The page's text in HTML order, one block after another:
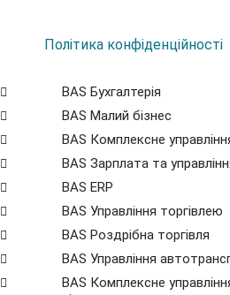
Політика конфіденційності
BAS Бухгалтерія
BAS Малий бізнес
BAS Комплексне
BAS Зарплата та
BAS ERP
BAS Управління торгівлею
BAS Роздрібна торгівля
BAS Управління
BAS Комплексне